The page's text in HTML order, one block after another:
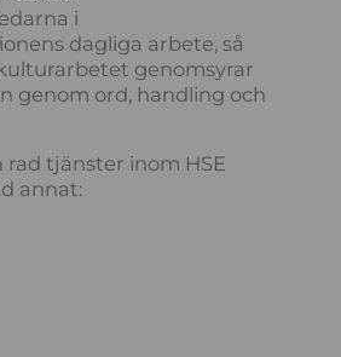
i
dagliga arbete, så
genomsyrar
genom ord, handling och
rad tjänster inom HSE
annat: